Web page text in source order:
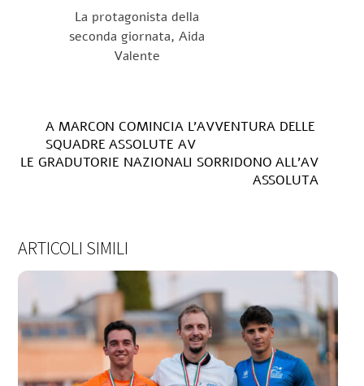
La protagonista della
seconda giornata, Aida
Valente
A MARCON COMINCIA L’AVVENTURA DELLE
SQUADRE ASSOLUTE AV
LE GRADUTORIE NAZIONALI SORRIDONO ALL’AV
ASSOLUTA
ARTICOLI SIMILI